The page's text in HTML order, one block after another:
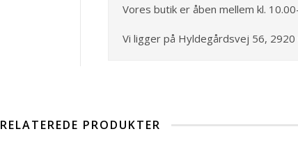
Vores butik er åben mellem kl.
Vi ligger på Hyldegårdsvej 56, 2920
RELATEREDE PRODUKTER